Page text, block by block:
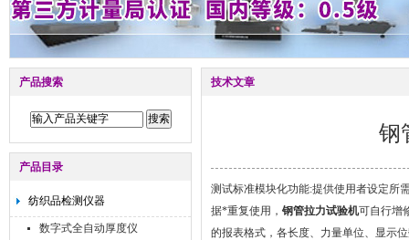
产品搜索
产品目录
纺织品检测仪器
数字式全自动厚度仪
技术文章
钢
测试标准模块化功能:提供使用者设定所
据*重复使用， 钢管拉力试验机可自行增
的报表格式，各长度、力量单位、显示